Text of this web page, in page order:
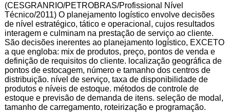
(CESGRANRIO/PETROBRAS/Profissional Nível
Técnico/2011) O planejamento logístico envolve decisões
de nível estratégico, tático e operacional, cujos resultados
interagem e culminam na prestação de serviço ao cliente.
São decisões inerentes ao planejamento logístico, EXCETO
a que engloba: mix de produtos, preço, pontos de venda e
definição de requisitos do cliente. localização geográfica de
pontos de estocagem, número e tamanho dos centros de
distribuição. nível de serviço, taxa de disponibilidade de
produtos e níveis de estoque. métodos de controle de
estoque e previsão de demanda de itens. seleção de modal,
tamanho de carregamento, roteirização e programação.